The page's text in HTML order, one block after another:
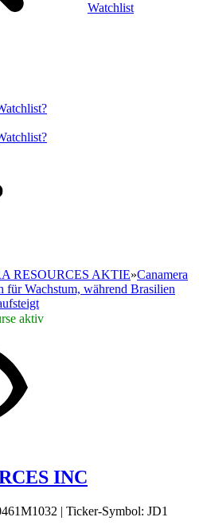
Watchlist
RESOURCES AKTIE»Canamera
für Wachstum, während Brasilien
aktiv
INC
| Ticker-Symbol: JD1